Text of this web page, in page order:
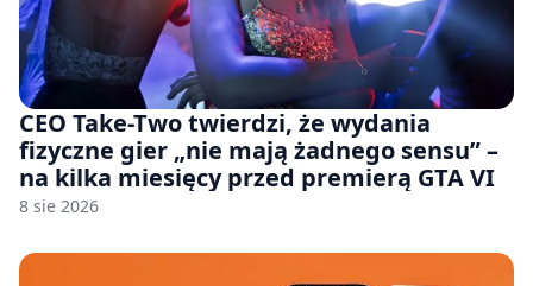
CEO Take-Two twierdzi, że wydania
fizyczne gier „nie mają żadnego sensu” –
na kilka miesięcy przed premierą GTA VI
8 sie 2026